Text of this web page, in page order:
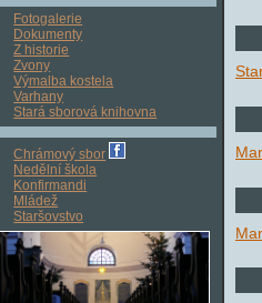
Fotogalerie
Dokumenty
Z historie
Zvony
Výmalba kostela
Varhany
Stará sborová knihovna
Chrámový sbor
Nedělní škola
Konfirmandi
Mládež
Staršovstvo